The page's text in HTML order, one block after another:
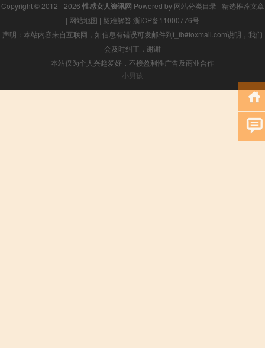
Copyright © 2012 - 2026 性感女人资讯网 Powered by 网站分类目录 | 精选推荐文章
| 网站地图 | 疑难解答 浙ICP备11000776号
声明：本站内容来自互联网，如信息有错误可发邮件到f_fb#foxmail.com说明，我们
会及时纠正，谢谢
本站仅为个人兴趣爱好，不接盈利性广告及商业合作
小男孩